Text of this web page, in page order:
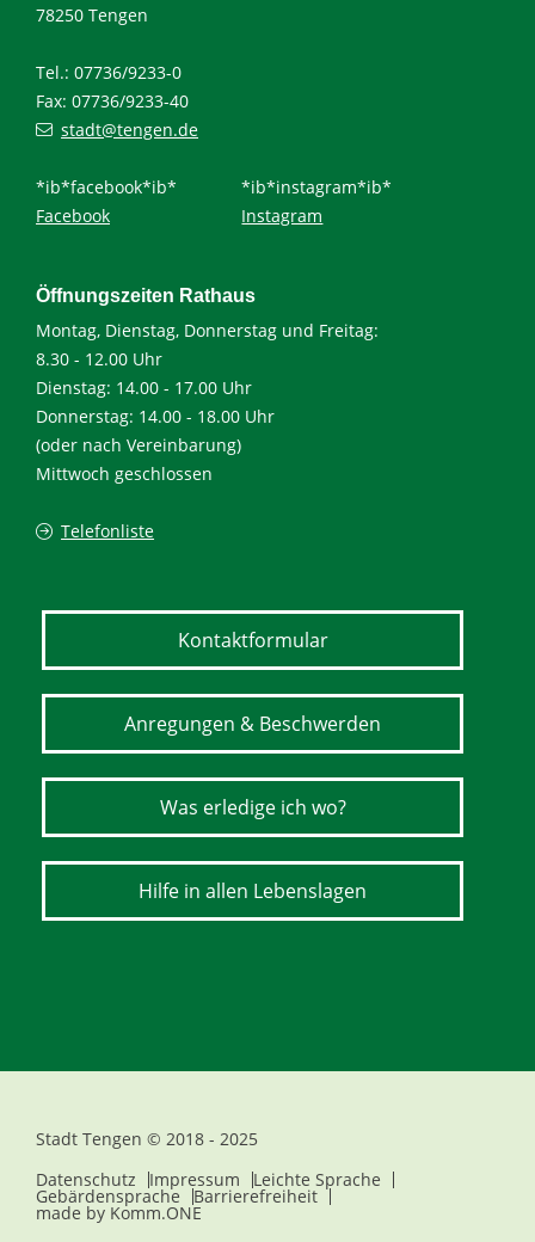
78250 Tengen
Tel.: 07736/9233-0
Fax: 07736/9233-40
stadt@tengen.de
*ib*facebook*ib*
Facebook
*ib*instagram*ib*
Instagram
Öffnungszeiten Rathaus
Montag, Dienstag, Donnerstag und Freitag:
8.30 - 12.00 Uhr
Dienstag: 14.00 - 17.00 Uhr
Donnerstag: 14.00 - 18.00 Uhr
(oder nach Vereinbarung)
Mittwoch geschlossen
Telefonliste
Kontaktformular
Anregungen & Beschwerden
Was erledige ich wo?
Hilfe in allen Lebenslagen
Stadt Tengen © 2018 - 2025
Datenschutz
Impressum Leichte Sprache
Gebärdensprache Barrierefreiheit
made by Komm.ONE